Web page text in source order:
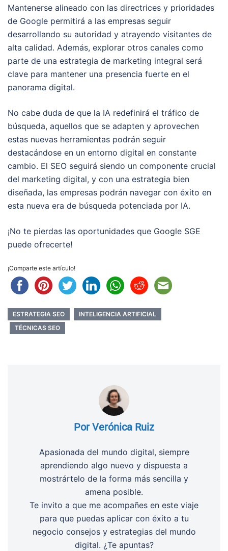
Mantenerse alineado con las directrices y prioridades
de Google permitirá a las empresas seguir
desarrollando su autoridad y atrayendo visitantes de
alta calidad. Además, explorar otros canales como
parte de una estrategia de marketing integral será
clave para mantener una presencia fuerte en el
panorama digital.
No cabe duda de que la IA redefinirá el tráfico de
búsqueda, aquellos que se adapten y aprovechen
estas nuevas herramientas podrán seguir
destacándose en un entorno digital en constante
cambio. El SEO seguirá siendo un componente crucial
del marketing digital, y con una estrategia bien
diseñada, las empresas podrán navegar con éxito en
esta nueva era de búsqueda potenciada por IA.
¡No te pierdas las oportunidades que Google SGE
puede ofrecerte!
¡Comparte este artículo!
ESTRATEGIA SEO
INTELIGENCIA ARTIFICIAL
TÉCNICAS SEO
Por Verónica Ruiz
Apasionada del mundo digital, siempre
aprendiendo algo nuevo y dispuesta a
mostrártelo de la forma más sencilla y
amena posible.
Te invito a que me acompañes en este viaje
para que puedas aplicar con éxito a tu
negocio consejos y estrategias del mundo
digital. ¿Te apuntas?